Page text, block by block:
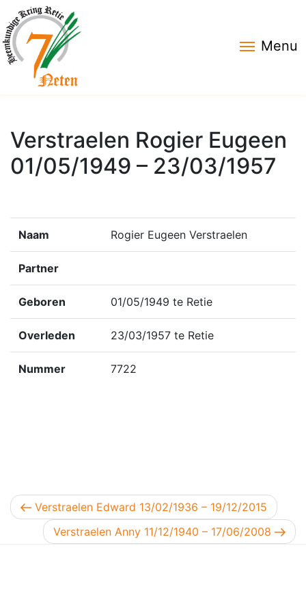
Menu
Verstraelen Rogier Eugeen
01/05/1949 – 23/03/1957
Naam Rogier Eugeen Verstraelen
Partner
Geboren 01/05/1949 te Retie
Overleden 23/03/1957 te Retie
Nummer 7722
Berichtnavigatie
Vorig bericht
Verstraelen Edward 13/02/1936 – 19/12/2015
Volgend bericht
Verstraelen Anny 11/12/1940 – 17/06/2008